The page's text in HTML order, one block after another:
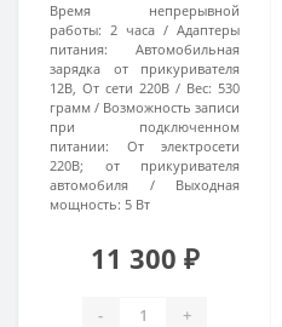
Время непрерывной
работы: 2 часа
Адаптеры
питания:
Автомобильная
зарядка от прикуривателя
12В, От сети 220В
Вес: 530
грамм
Возможность записи
при подключенном
питании:
От электросети
220В; от прикуривателя
автомобиля
Выходная
мощность: 5 Вт
11 300 ₽
- +